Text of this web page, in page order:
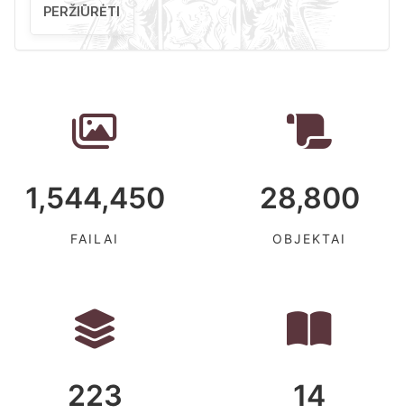
PERŽIŪRĖTI
1,544,450
FAILAI
28,800
OBJEKTAI
223 14